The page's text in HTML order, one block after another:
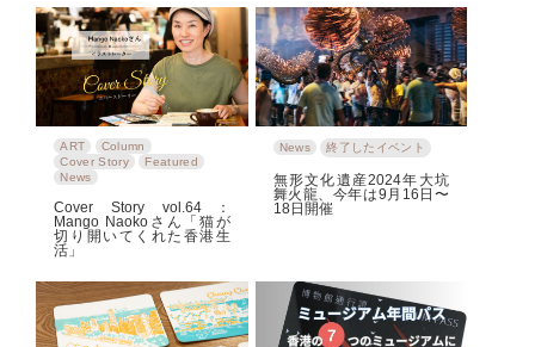
ART
Column
Cover Story
Featured
News
Cover Story vol.64：
Mango Naokoさん「猫が
切り開いてくれた香港生
活」
News 終了したイベント
無形文化遺産2024年大坑
舞火龍、今年は9月16日〜
18日開催